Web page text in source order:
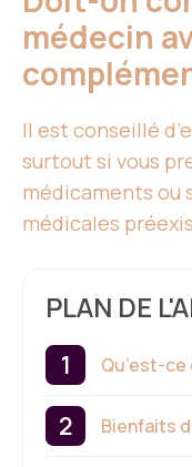
médecin
Il est conseillé
surtout si vous
médicaments ou
médicales
PLAN DE
Qu’est-
Bienfaits